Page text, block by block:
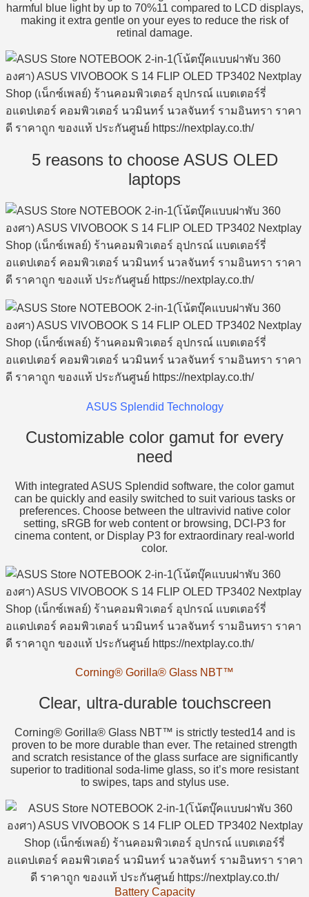
harmful blue light by up to 70%11 compared to LCD displays,
making it extra gentle on your eyes to reduce the risk of
retinal damage.
5 reasons to choose ASUS OLED
laptops
ASUS Splendid Technology
Customizable color gamut for every
need
With integrated ASUS Splendid software, the color gamut
can be quickly and easily switched to suit various tasks or
preferences. Choose between the ultravivid native color
setting, sRGB for web content or browsing, DCI-P3 for
cinema content, or Display P3 for extraordinary real-world
color.
Corning® Gorilla® Glass NBT™
Clear, ultra-durable touchscreen
Corning® Gorilla® Glass NBT™ is strictly tested14 and is
proven to be more durable than ever. The retained strength
and scratch resistance of the glass surface are significantly
superior to traditional soda-lime glass, so it’s more resistant
to swipes, taps and stylus use.
Battery Capacity